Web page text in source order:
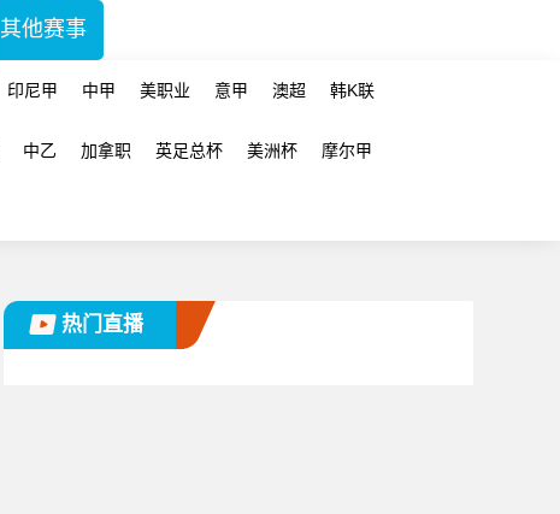
其他赛事
印尼甲 中甲 美职业 意甲 澳超 韩K联
中乙 加拿职 英足总杯 美洲杯 摩尔甲
热门直播